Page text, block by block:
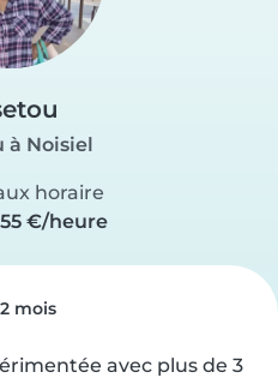
à Noisiel
horaire
€/heure
mois
avec plus de 3